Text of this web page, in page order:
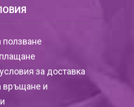
ползване
за доставка
връщане и